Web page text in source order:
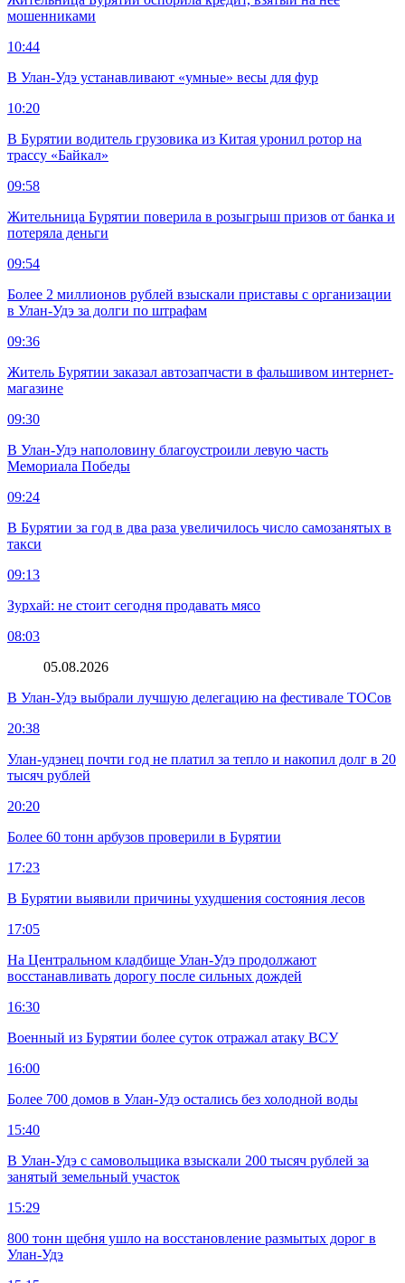
мошенниками
10:44
В Улан-Удэ устанавливают «умные» весы для фур
10:20
В Бурятии водитель грузовика из Китая уронил ротор на
трассу «Байкал»
09:58
Жительница Бурятии поверила в розыгрыш призов от банка и
потеряла деньги
09:54
Более 2 миллионов рублей взыскали приставы с организации
в Улан-Удэ за долги по штрафам
09:36
Житель Бурятии заказал автозапчасти в фальшивом интернет-
магазине
09:30
В Улан-Удэ наполовину благоустроили левую часть
Мемориала Победы
09:24
В Бурятии за год в два раза увеличилось число самозанятых в
такси
09:13
Зурхай: не стоит сегодня продавать мясо
08:03
05.08.2026
В Улан-Удэ выбрали лучшую делегацию на фестивале ТОСов
20:38
Улан-удэнец почти год не платил за тепло и накопил долг в 20
тысяч рублей
20:20
Более 60 тонн арбузов проверили в Бурятии
17:23
В Бурятии выявили причины ухудшения состояния лесов
17:05
На Центральном кладбище Улан-Удэ продолжают
восстанавливать дорогу после сильных дождей
16:30
Военный из Бурятии более суток отражал атаку ВСУ
16:00
Более 700 домов в Улан-Удэ остались без холодной воды
15:40
В Улан-Удэ с самовольщика взыскали 200 тысяч рублей за
занятый земельный участок
15:29
800 тонн щебня ушло на восстановление размытых дорог в
Улан-Удэ